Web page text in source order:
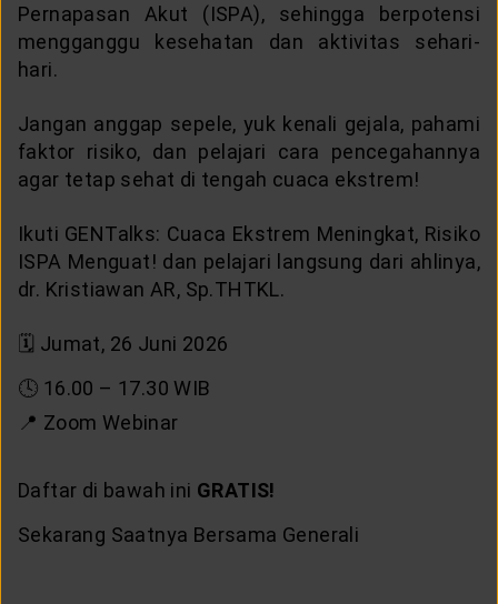
Pernapasan Akut (ISPA), sehingga berpotensi
mengganggu kesehatan dan aktivitas sehari-
hari.
Jangan anggap sepele, yuk kenali gejala, pahami
faktor risiko, dan pelajari cara pencegahannya
agar tetap sehat di tengah cuaca ekstrem!
Ikuti GENTalks: Cuaca Ekstrem Meningkat, Risiko
ISPA Menguat! dan pelajari langsung dari ahlinya,
dr. Kristiawan AR, Sp.THTKL.
🗓️ Jumat, 26 Juni 2026
🕓 16.00 – 17.30 WIB
📍 Zoom Webinar
Daftar di bawah ini GRATIS!
Sekarang Saatnya Bersama Generali